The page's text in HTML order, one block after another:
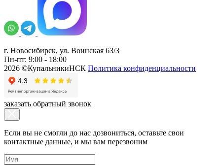
г. Новосибирск, ул. Воинская 63/3
Пн-пт: 9:00 - 18:00
2026 ©КупальникиНСК Политика конфиденциальности
заказать обратный звонок
Если вы не смогли до нас дозвониться, оставьте свои
контактные данные, и мы вам перезвоним